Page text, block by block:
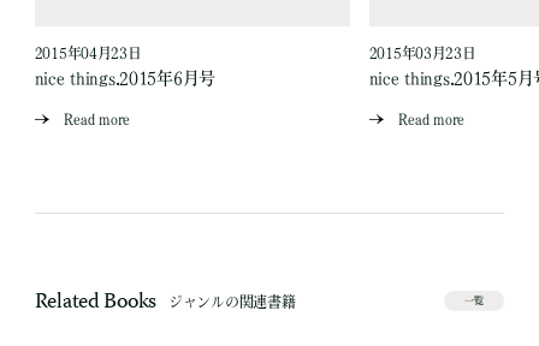
2015年04月23日
nice things.2015年6月号
Read more
2015年03月23日
nice things.2015年5月
Read more
Related Books ジャンルの関連書籍 一覧